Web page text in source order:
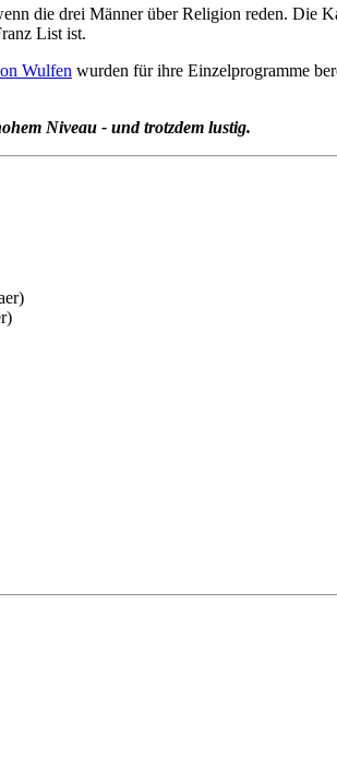
die drei Männer über Religion reden. Die
List ist.
Wulfen wurden für ihre Einzelprogramme
Niveau - und trotzdem lustig.